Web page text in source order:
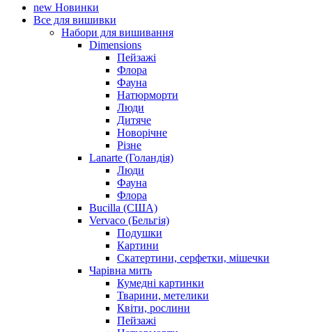
new Новинки
Все для вишивки
Набори для вишивання
Dimensions
Пейзажі
Флора
Фауна
Натюрморти
Люди
Дитяче
Новорічне
Різне
Lanarte (Голандія)
Люди
Фауна
Флора
Bucilla (США)
Vervaco (Бельгія)
Подушки
Картини
Скатертини, серфетки, мішечки
Чарiвна мить
Кумедні картинки
Тварини, метелики
Квіти, рослини
Пейзажі